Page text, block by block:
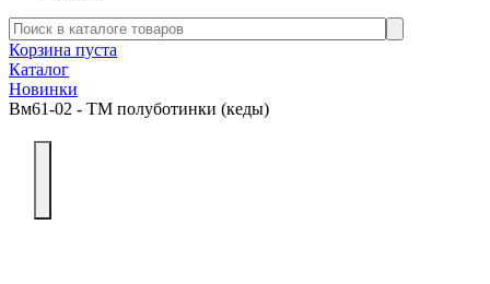
Корзина пуста
Каталог
Новинки
Вм61-02 - ТМ полуботинки (кеды)